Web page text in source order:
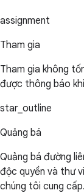
assignment
Tham gia
Tham gia không
được thông báo
star_outline
Quảng bá
Quảng bá đường
độc quyền và thư
chúng tôi cung cấp.